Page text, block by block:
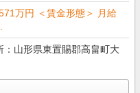
万円 ＜賃金形態＞ 月給
：山形県東置賜郡高畠町大